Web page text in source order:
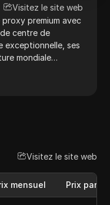
Visitez le site web
premium avec
centre de
exceptionnelle, ses
mondiale
améliorer la
les restrictions
plateforme
sécurité
d'adresses IP de
des services de
Visitez le site web
mensuel Prix par